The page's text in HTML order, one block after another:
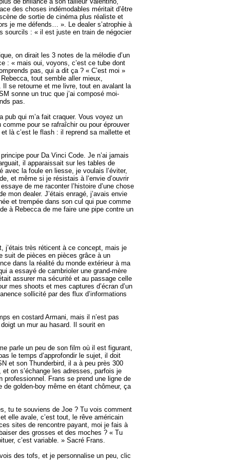
des choses indémodables méritait d’être
de sortie de cinéma plus réaliste et
je me défends… ». Le dealer s’atrophie à
sourcils : « il est juste en train de négocier
on dirait les 3 notes de la mélodie d’un
: « mais oui, voyons, c’est ce tube dont
pas, qui a dit ça ? « C’est moi »
tout semble aller mieux,
Il se retourne et me livre, tout en avalant la
sonne un truc que j’ai composé moi-
pas.
qui m’a fait craquer. Vous voyez un
pour se rafraîchir ou pour éprouver
là c’est le flash : il reprend sa mallette et
pour Da Vinci Code. Je n’ai jamais
il apparaissait sur les tables de
avec la foule en liesse, je voulais l’éviter,
et même si je résistais à l’envie d’ouvrir
de me raconter l’histoire d’une chose
mon dealer. J’étais enragé, j’avais envie
et trempée dans son cul qui pue comme
à Rebecca de me faire une pipe contre un
j’étais très réticent à ce concept, mais je
suit de pièces en pièces grâce à un
dans la réalité du monde extérieur à ma
a essayé de cambrioler une grand-mère
assurer ma sécurité et au passage celle
mes shoots et mes captures d’écran d’un
sollicité par des flux d’informations
en costard Armani, mais il n’est pas
un mur au hasard. Il sourit en
parle un peu de son film où il est figurant,
le temps d’approfondir le sujet, il doit
et son Thunderbird, il a à peu près 300
on s’échange les adresses, parfois je
Frans se prend une ligne de
golden-boy même en étant chômeur, ça
tu te souviens de Joe ? Tu vois comment
elle avale, c’est tout, le rêve américain
sites de rencontre payant, moi je fais à
des grosses et des moches ? « Tu
c’est variable. » Sacré Frans.
des tofs, et je personnalise un peu, clic